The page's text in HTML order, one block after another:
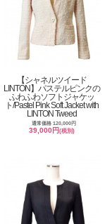
【シャネルツイード
LINTON】パステルピンクの
ふわふわソフトジャケッ
ト/Pastel Pink Soft Jacket with
LINTON Tweed
通常価格 120,000円
39,000円(税別)